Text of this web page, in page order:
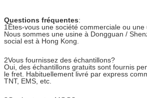
Questions fréquentes:
1Êtes-vous une société commerciale ou une
Nous sommes une usine à Dongguan /
social est à Hong Kong.
2Vous fournissez des échantillons?
Oui, des échantillons gratuits sont fournis
le fret. Habituellement livré par express
TNT, EMS, etc.